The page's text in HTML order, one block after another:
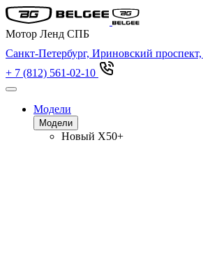
Мотор Ленд СПБ
Санкт-Петербург, Ириновский
+ 7 (812) 561-02-10
Модели
Модели
Новый X50+